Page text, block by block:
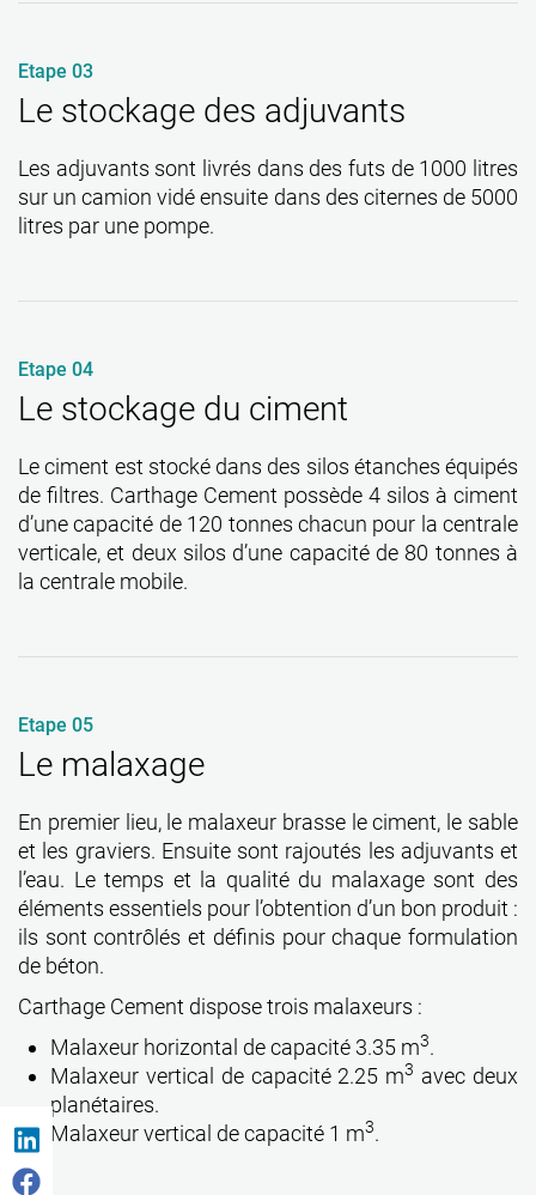
Etape 03
Le stockage des adjuvants
Les adjuvants sont livrés dans des futs de 1000 litres
sur un camion vidé ensuite dans des citernes de 5000
litres par une pompe.
Etape 04
Le stockage du ciment
Le ciment est stocké dans des silos étanches équipés
de filtres. Carthage Cement possède 4 silos à ciment
d’une capacité de 120 tonnes chacun pour la centrale
verticale, et deux silos d’une capacité de 80 tonnes à
la centrale mobile.
Etape 05
Le malaxage
En premier lieu, le malaxeur brasse le ciment, le sable
et les graviers. Ensuite sont rajoutés les adjuvants et
l’eau. Le temps et la qualité du malaxage sont des
éléments essentiels pour l’obtention d’un bon produit :
ils sont contrôlés et définis pour chaque formulation
de béton.
Carthage Cement dispose trois malaxeurs :
Malaxeur horizontal de capacité 3.35 m3.
Malaxeur vertical de capacité 2.25 m3 avec deux
planétaires.
Malaxeur vertical de capacité 1 m3.